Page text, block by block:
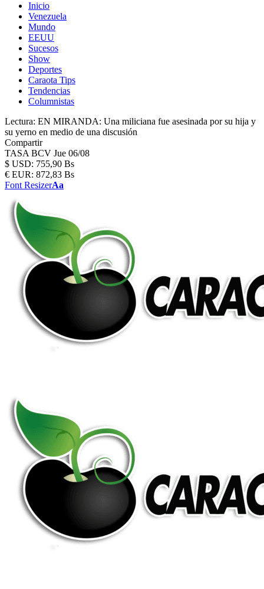
Inicio
Venezuela
Mundo
EEUU
Sucesos
Show
Deportes
Caraota Tips
Tendencias
Columnistas
Lectura: EN MIRANDA: Una miliciana fue asesinada por su hija y
su yerno en medio de una discusión
Compartir
TASA BCV Jue 06/08
$ USD: 755,90 Bs
€ EUR: 872,83 Bs
Font ResizerAa